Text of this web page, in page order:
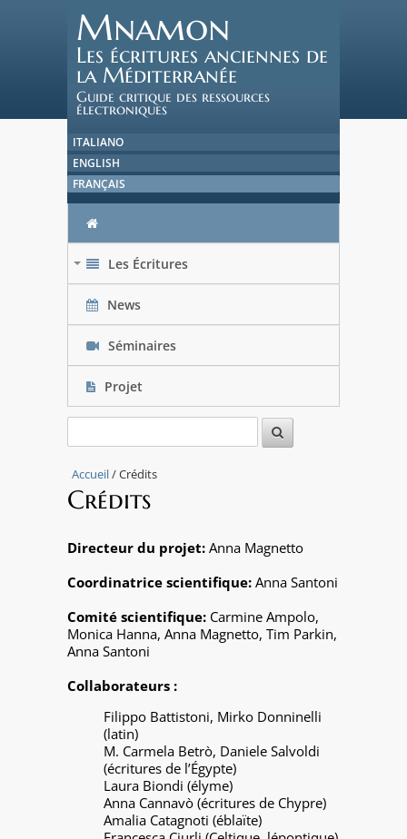
Mnamon
Les écritures anciennes de
la Méditerranée
Guide critique des ressources
électroniques
ITALIANO
ENGLISH
FRANÇAIS
Les Écritures
News
Séminaires
Projet
Accueil/ Crédits
Crédits
Directeur du projet: Anna Magnetto
Coordinatrice scientifique: Anna Santoni
Comité scientifique: Carmine Ampolo,
Monica Hanna, Anna Magnetto, Tim Parkin,
Anna Santoni
Collaborateurs :
Filippo Battistoni, Mirko Donninelli
(latin)
M. Carmela Betrò, Daniele Salvoldi
(écritures de l’Égypte)
Laura Biondi (élyme)
Anna Cannavò (écritures de Chypre)
Amalia Catagnoti (éblaïte)